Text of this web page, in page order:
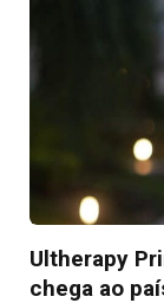
Ultherapy
chega ao